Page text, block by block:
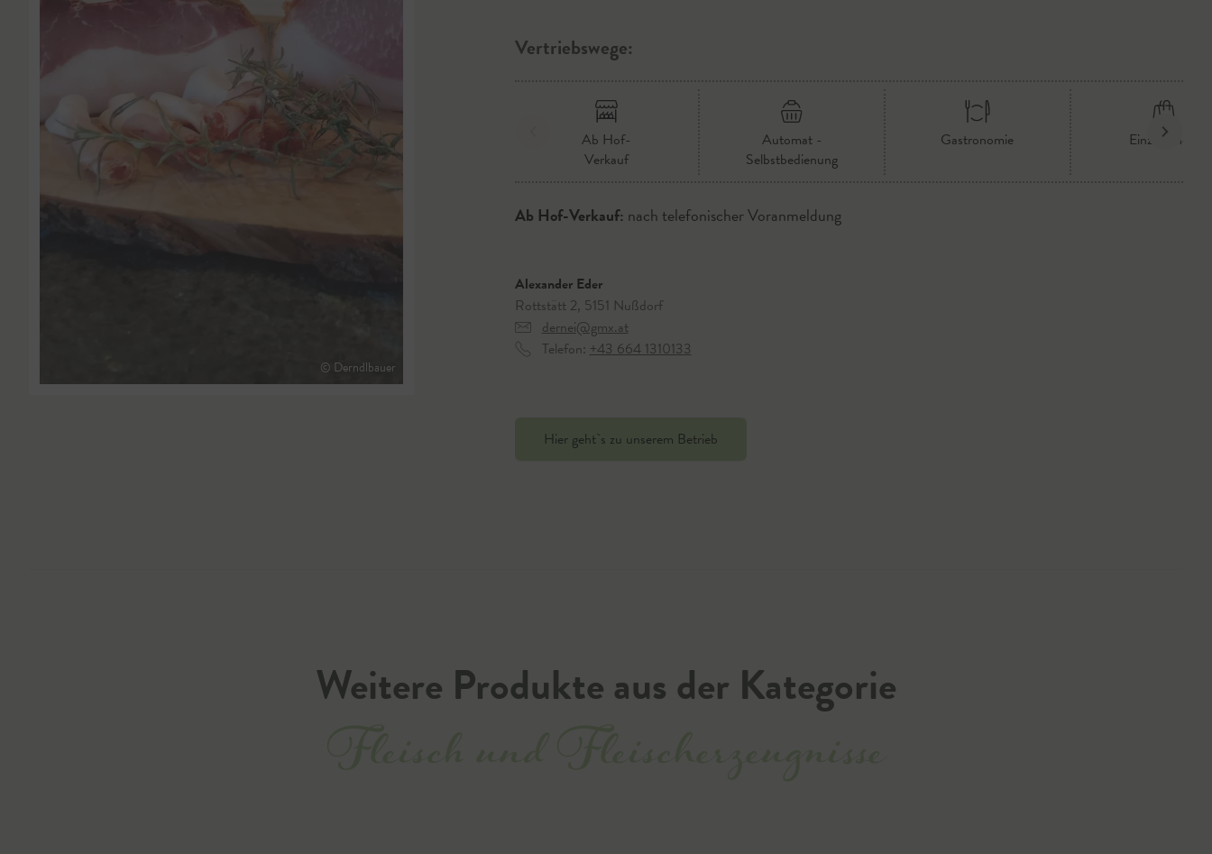
© Derndlbauer
Vertriebswege:
Ab Hof-
Verkauf
Automat -
Selbstbedienung
Gastronomie Einzelhandel
Ab Hof-Verkauf: nach telefonischer Voranmeldung
Alexander Eder
Rottstätt 2, 5151 Nußdorf
dernei@gmx.at
Telefon: +43 664 1310133
Hier geht`s zu unserem Betrieb
Weitere Produkte aus der Kategorie